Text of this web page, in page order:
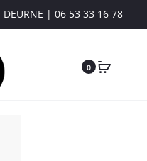
DEURNE | 06 53 33 16 78
0